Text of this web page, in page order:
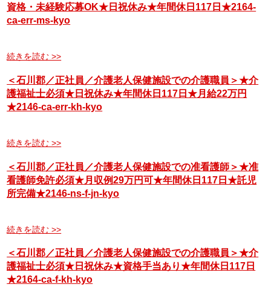
資格・未経験応募OK★日祝休み★年間休日117日★2164-
ca-err-ms-kyo
続きを読む >>
＜石川郡／正社員／介護老人保健施設での介護職員＞★介
護福祉士必須★日祝休み★年間休日117日★月給22万円
★2146-ca-err-kh-kyo
続きを読む >>
＜石川郡／正社員／介護老人保健施設での准看護師＞★准
看護師免許必須★月収例29万円可★年間休日117日★託児
所完備★2146-ns-f-jn-kyo
続きを読む >>
＜石川郡／正社員／介護老人保健施設での介護職員＞★介
護福祉士必須★日祝休み★資格手当あり★年間休日117日
★2164-ca-f-kh-kyo